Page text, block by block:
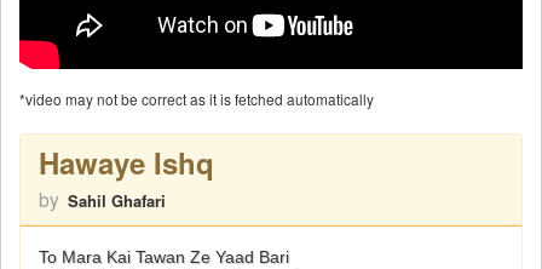
*video may not be correct as it is fetched automatically
Hawaye Ishq
by Sahil Ghafari
To Mara Kai Tawan Ze Yaad Bari